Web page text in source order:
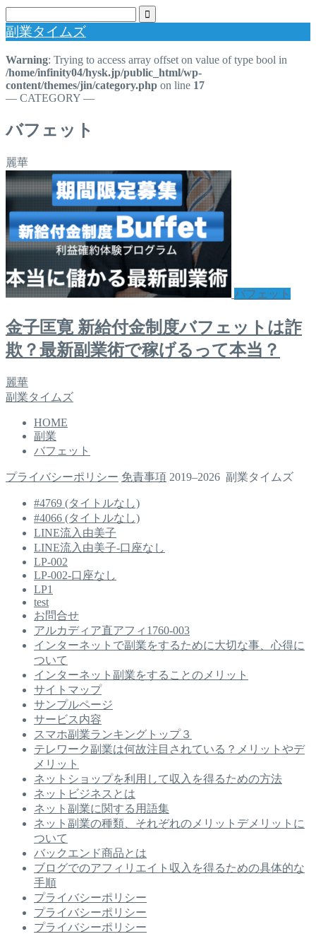
副業タイムズ
Warning: Trying to access array offset on value of type bool in
/home/infinity04/hysk.jp/public_html/wp-
content/themes/jin/category.php on line 17
― CATEGORY ―
バフェット
麗華
バフェット
金子匡寛 新給付金制度バフェットは詐
欺？最新副業術で稼げるって本当？
麗華
副業タイムズ
HOME
副業
バフェット
プライバシーポリシー 免責事項 2019–2026 副業タイムズ
#4769 (タイトルなし)
#4066 (タイトルなし)
LINE流入由美子
LINE流入由美子-口座なし
LP-002
LP-002-口座なし
LP1
test
お問合せ
アルカディア直アフィ1760-003
インターネットで副業をするために大切な事、心得に
ついて
インターネット副業をすることのメリット
サイトマップ
サンプルページ
サービス内容
スマホ副業ランキングトップ３
テレワーク副業は何故注目されている？メリットやデ
メリット
ネットショップを利用して収入を得るための方法
ネットビジネスとは
ネット副業に関する用語集
ネット副業の種類、それぞれのメリットデメリットに
ついて
バックエンド商品とは
ブログでのアフィリエイト収入を得るための具体的な
手順
プライバシーポリシー
プライバシーポリシー
プライバシーポリシー